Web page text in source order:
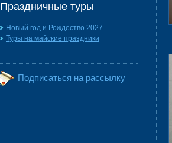
Праздничные туры
Новый год и Рождество 2027
Туры на майские праздники
Подписаться на рассылку